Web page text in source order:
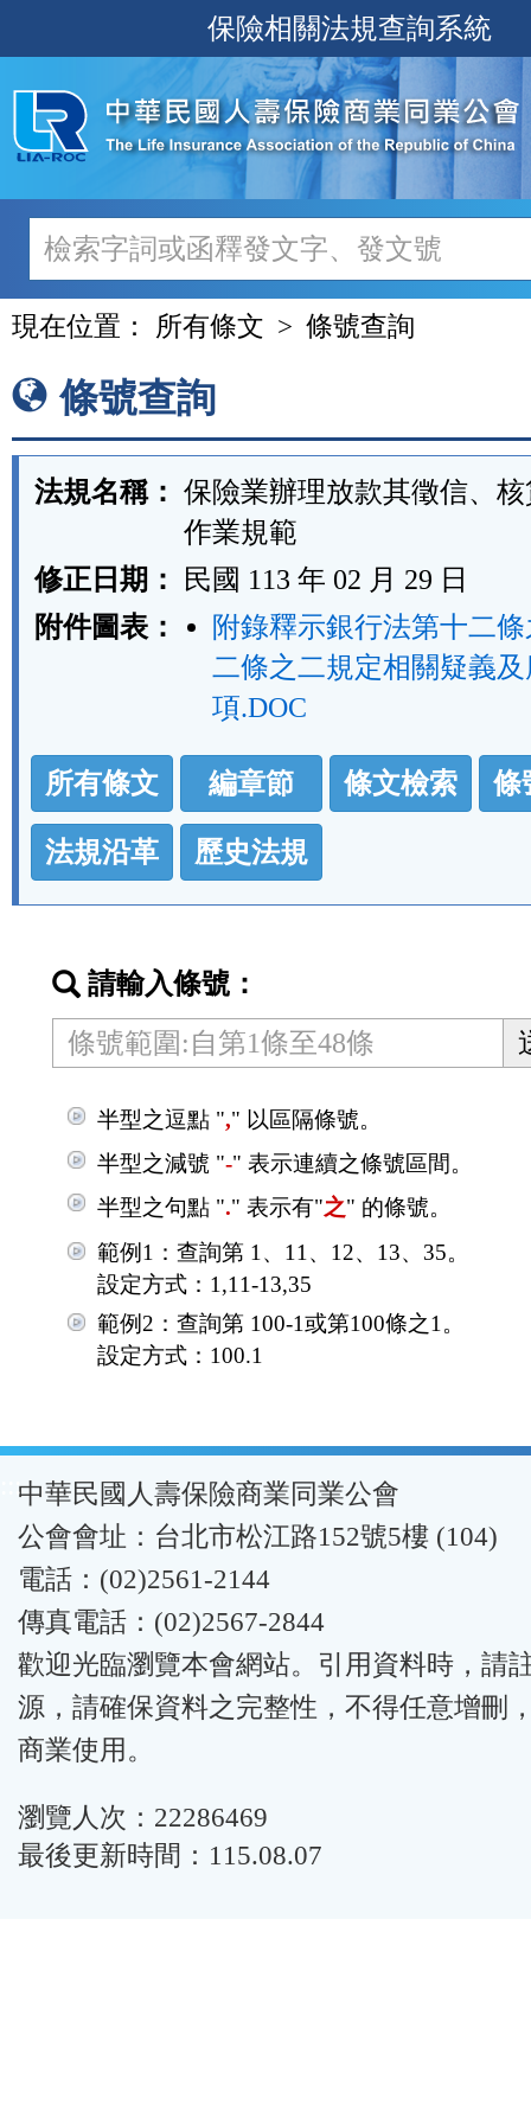
至
主
內
容
保險相關法規查詢系統
現在位置： 所有條文 條號查詢
條號查詢
法規名稱： 保險業辦理放款其徵信、
作業規範
修正日期：
民國 113 年 02 月 29 日
附件圖表：
附錄釋示銀行法第十二
二條之二規定相關疑義
項.DOC
法
規
功
能
按
區
所有條文 編章節 條文檢索 條
法規沿革 歷史法規
請輸入條號：
半型之逗點 "," 以區隔條號。
半型之減號 "-" 表示連續之條號區間。
半型之句點 "." 表示有"之" 的條號。
範例1：查詢第 1、11、12、13、35。
設定方式：1,11-13,35
範例2：查詢第 100-1或第100條之1。
設定方式：100.1
:::中華民國人壽保險商業同業公會
公會會址：台北市松江路152號5樓 (104)
電話：(02)2561-2144
傳真電話：(02)2567-2844
歡迎光臨瀏覽本會網站。引用資料時，請
源，請確保資料之完整性，不得任意增刪
商業使用。
瀏覽人次：22286469
最後更新時間：115.08.07